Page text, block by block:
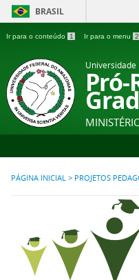
BRASIL
Ir para o conteúdo 1 Ir para o menu 2
Universidade
PÁGINA INICIAL > PROJETOS